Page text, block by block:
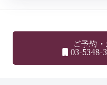
ご予約
03-5348-